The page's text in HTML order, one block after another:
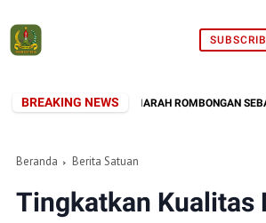
BREAKING NEWS
POSO GELAR ZIARAH ROMBONGAN SEBAGAI
Beranda Berita Satuan
Tingkatkan Kualitas